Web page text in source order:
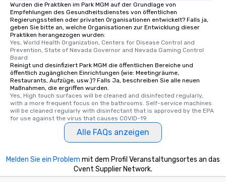
Our tours offer an
entertainment. All
knowledgeable,
who leads the group
offering engaging
interactive
along the way
ensuring there is
Different Types of
experiences offer the
several renowned
discovered otherwise
a way to try some of
Wurden die Praktiken im Park MGM auf der Grundlage von
Empfehlungen des Gesundheitsdienstes von öffentlichen
Regierungsstellen oder privaten Organisationen entwickelt? Falls ja,
geben Sie bitte an, welche Organisationen zur Entwicklung dieser
Praktiken herangezogen wurden:
Yes, World Health Organization, Centers for Disease Control and
Prevention, State of Nevada Governor and Nevada Gaming Control
Board
Reinigt und desinfiziert Park MGM die öffentlichen Bereiche und
öffentlich zugänglichen Einrichtungen (wie: Meetingräume,
Restaurants, Aufzüge, usw.)? Falls Ja, beschreiben Sie alle neuen
Maßnahmen, die ergriffen wurden.
Yes, High touch surfaces will be cleaned and disinfected regularly,
with a more frequent focus on the bathrooms. Self-service machines
will be cleaned regularly with disinfectant that is approved by the EPA
for use against the virus that causes COVID-19.
Alle FAQs anzeigen
Melden Sie ein Problem mit dem Profil Veranstaltungsortes an das
Cvent Supplier Network.